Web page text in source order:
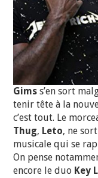
Gims s’en sort
tenir tête à la
c’est tout. Le
Thug, Leto, ne
musicale qui se
On pense
encore le duo Key